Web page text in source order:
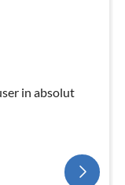
in absolut